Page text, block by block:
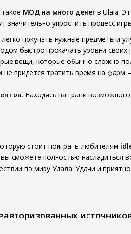
МОД на много денег в Ulala.
значительно упростить процесс
покупать нужные предметы и
быстро прокачать уровни
вещи, которые обычно сложно
не придется тратить время на фарм
: Находясь на грани
стоит поиграть любителям
сможете полностью
по миру Улала. Удачи и
источников